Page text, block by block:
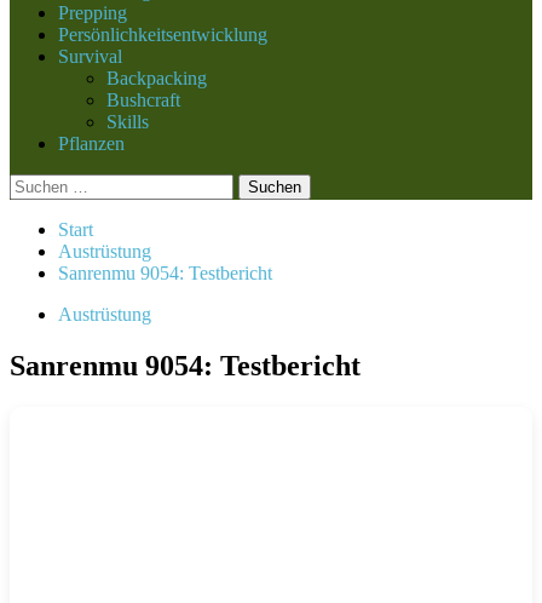
Prepping
Persönlichkeitsentwicklung
Survival
Backpacking
Bushcraft
Skills
Pflanzen
Suchen
nach:
Start
Austrüstung
Sanrenmu 9054: Testbericht
Austrüstung
Sanrenmu 9054: Testbericht